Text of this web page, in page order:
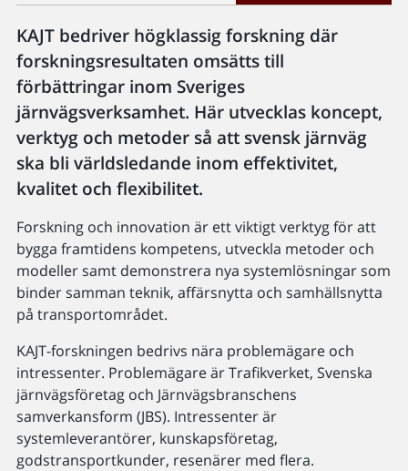
KAJT bedriver högklassig forskning där
forskningsresultaten omsätts till
förbättringar inom Sveriges
järnvägsverksamhet. Här utvecklas koncept,
verktyg och metoder så att svensk järnväg
ska bli världsledande inom effektivitet,
kvalitet och flexibilitet.
Forskning och innovation är ett viktigt verktyg för att
bygga framtidens kompetens, utveckla metoder och
modeller samt demonstrera nya systemlösningar som
binder samman teknik, affärsnytta och samhällsnytta
på transportområdet.
KAJT-forskningen bedrivs nära problemägare och
intressenter. Problemägare är Trafikverket, Svenska
järnvägsföretag och Järnvägsbranschens
samverkansform (JBS). Intressenter är
systemleverantörer, kunskapsföretag,
godstransportkunder, resenärer med flera.